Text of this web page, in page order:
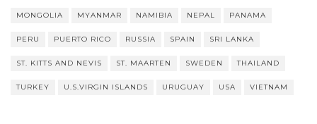
MONGOLIA MYANMAR NAMIBIA NEPAL PANAMA
PERU PUERTO RICO RUSSIA SPAIN SRI LANKA
ST. KITTS AND NEVIS ST. MAARTEN SWEDEN THAILAND
TURKEY U.S.VIRGIN ISLANDS URUGUAY USA VIETNAM